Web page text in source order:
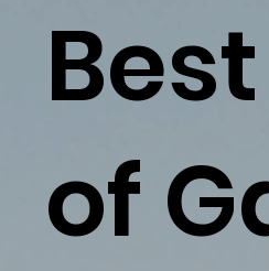
Best
of